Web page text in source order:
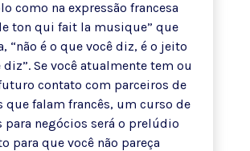
como na expressão francesa
ton qui fait la musique” que
“não é o que você diz, é o jeito
diz”. Se você atualmente tem ou
contato com parceiros de
que falam francês, um curso de
para negócios será o prelúdio
para que você não pareça